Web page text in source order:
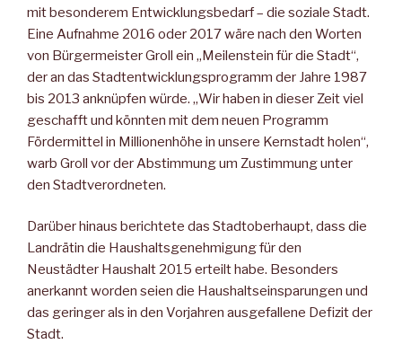
mit besonderem Entwicklungsbedarf – die soziale Stadt.
Eine Aufnahme 2016 oder 2017 wäre nach den Worten
von Bürgermeister Groll ein „Meilenstein für die Stadt“,
der an das Stadtentwicklungsprogramm der Jahre 1987
bis 2013 anknüpfen würde. „Wir haben in dieser Zeit viel
geschafft und könnten mit dem neuen Programm
Fördermittel in Millionenhöhe in unsere Kernstadt holen“,
warb Groll vor der Abstimmung um Zustimmung unter
den Stadtverordneten.
Darüber hinaus berichtete das Stadtoberhaupt, dass die
Landrätin die Haushaltsgenehmigung für den
Neustädter Haushalt 2015 erteilt habe. Besonders
anerkannt worden seien die Haushaltseinsparungen und
das geringer als in den Vorjahren ausgefallene Defizit der
Stadt.